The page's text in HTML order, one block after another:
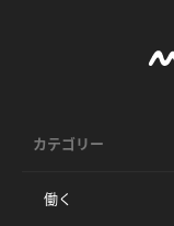
カテゴリー
働く